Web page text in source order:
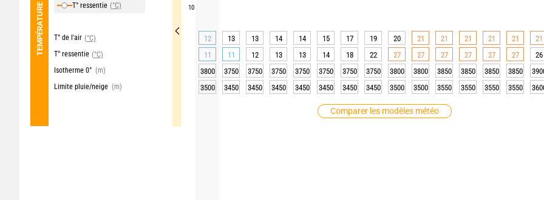
TEMPÉRATURE
T° ressentie (°C)
T° de l'air (°C)
T° ressentie (°C)
Isotherme 0° (m)
Limite pluie/neige (m)
Comparer les modèles météo
10
12 13 13 14 14 15 17 19 20 21 21 21 21 21 21
11
11 12 13 13 14 18 22 27 27 27 27 27 27 26
3800
3750 3750 3750 3750 3750 3750 3750 3800 3800 3850 3850 3850 3850
3500
3450 3450 3450 3450 3450 3450 3450 3500 3500 3550 3550 3550 3550